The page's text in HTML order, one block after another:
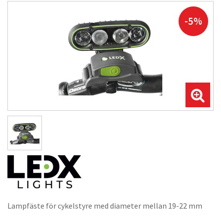
-5%
Lampfäste för cykelstyre med diameter mellan 19-22 mm